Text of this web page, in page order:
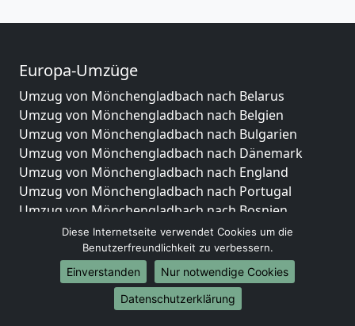
Europa-Umzüge
Umzug von Mönchengladbach nach Belarus
Umzug von Mönchengladbach nach Belgien
Umzug von Mönchengladbach nach Bulgarien
Umzug von Mönchengladbach nach Dänemark
Umzug von Mönchengladbach nach England
Umzug von Mönchengladbach nach Portugal
Umzug von Mönchengladbach nach Bosnien
und Herzegowina
Umzug von Mönchengladbach nach Irland
Umzug von Mönchengladbach nach Lettland
Umzug von Mönchengladbach nach Zypern
Umzug von Mönchengladbach nach Kroatien
Diese Internetseite verwendet Cookies um die
Benutzerfreundlichkeit zu verbessern.
Einverstanden
Nur notwendige Cookies
Datenschutzerklärung